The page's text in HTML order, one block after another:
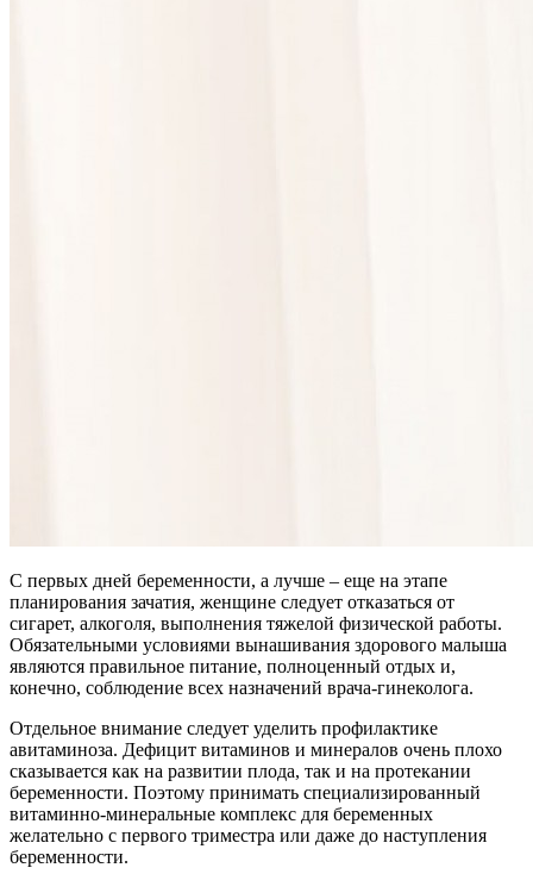
С первых дней беременности, а лучше – еще на этапе
планирования зачатия, женщине следует отказаться от
сигарет, алкоголя, выполнения тяжелой физической работы.
Обязательными условиями вынашивания здорового малыша
являются правильное питание, полноценный отдых и,
конечно, соблюдение всех назначений врача-гинеколога.
Отдельное внимание следует уделить профилактике
авитаминоза. Дефицит витаминов и минералов очень плохо
сказывается как на развитии плода, так и на протекании
беременности. Поэтому принимать специализированный
витаминно-минеральные комплекс для беременных
желательно с первого триместра или даже до наступления
беременности.